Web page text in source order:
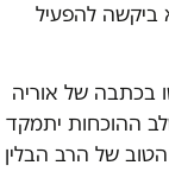
ביקשה להפעיל
שצוטטו בכתבה של אוריה
ההוכחות יתמקד
כאן 11 כדי לפגוע בשמו הטוב של הרב הבלין